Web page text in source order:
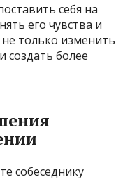
себя на
его чувства и
только изменить
создать более
собеседнику